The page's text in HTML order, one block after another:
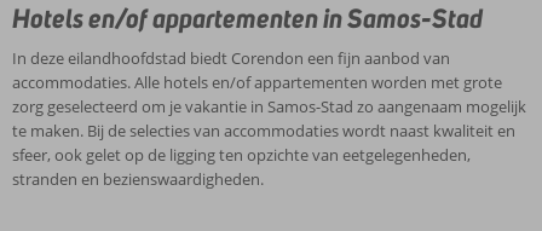
Hotels en/of appartementen in Samos-Stad
In deze eilandhoofdstad biedt Corendon een fijn aanbod van
accommodaties. Alle hotels en/of appartementen worden met grote
zorg geselecteerd om je vakantie in Samos-Stad zo aangenaam mogelijk
te maken. Bij de selecties van accommodaties wordt naast kwaliteit en
sfeer, ook gelet op de ligging ten opzichte van eetgelegenheden,
stranden en bezienswaardigheden.